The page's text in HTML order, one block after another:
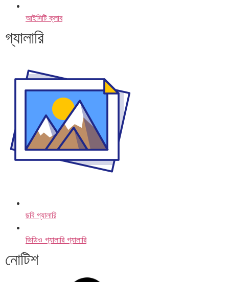
আইসিটি ক্লাব
গ্যালারি
ছবি গ্যালারি
ভিডিও গ্যালারি গ্যালারি
নোটিশ